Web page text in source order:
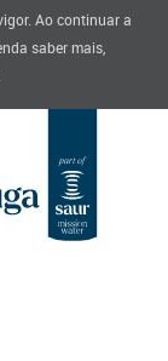
Ao continuar a
saber mais,